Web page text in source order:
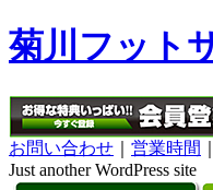
菊川フット
お問い合わせ 営業時間
Just another WordPress site